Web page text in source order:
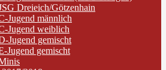
Dreieich/Götzenhain
Jugend männlich
Jugend weiblich
Jugend gemischt
Jugend gemischt